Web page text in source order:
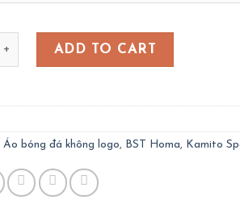
Homa- màu xanh ngọc quantity
ADD TO CART
Áo bóng đá không logo, BST Homa, Kamito